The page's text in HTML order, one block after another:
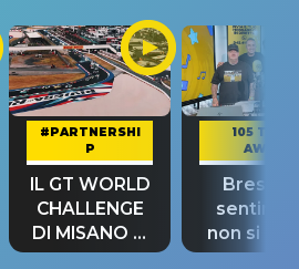
#PARTNERSHI
P
IL GT WORLD
CHALLENGE
DI MISANO si
riconferma
105 TAKE
AWAY
Bresh:
non si
fino alla